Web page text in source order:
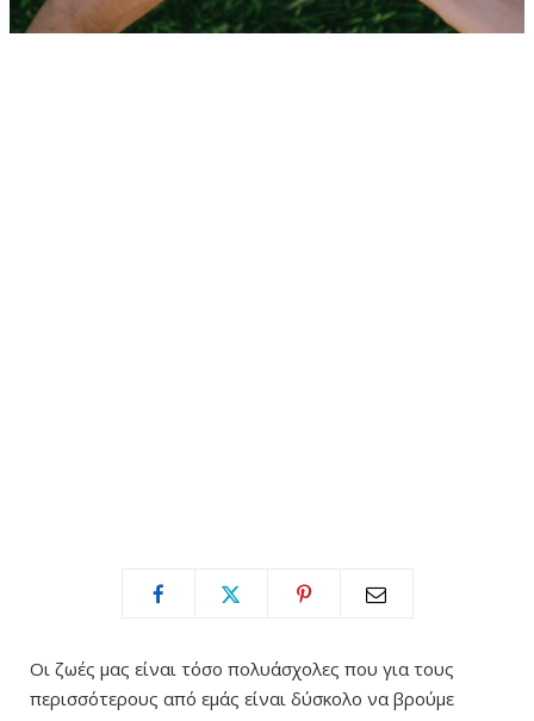
Οι ζωές μας είναι τόσο πολυάσχολες που για τους
περισσότερους από εμάς είναι δύσκολο να βρούμε